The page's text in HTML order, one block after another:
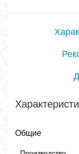
Общие